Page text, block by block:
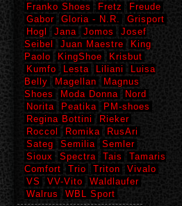
Franko Shoes
Fretz
Freude
Gabor
Gloria - N.R.
Grisport
Hogl
Jana Jomos
Josef
Seibel
Juan Maestre
King
Paolo
KingShoe
Krisbut
Kumfo
Lesta Liliani
Luisa
Belly
Magellan
Magnus
Shoes
Moda Donna
Nord
Norita
Peatika
PM-shoes
Regina Bottini
Rieker
Roccol
Romika
RusAri
Sateg
Semilia
Semler
Sioux
Spectra Tais
Tamaris
Comfort
Trio Triton
Vivalo
VS
VV-Vito
Waldlaufer
Walrus
WBL Sport